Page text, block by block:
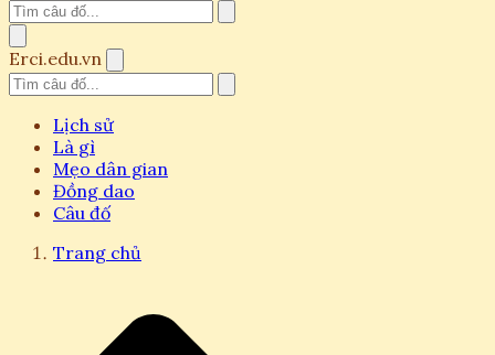
Erci.edu.vn
Lịch sử
Là gì
Mẹo dân gian
Đồng dao
Câu đố
Trang chủ